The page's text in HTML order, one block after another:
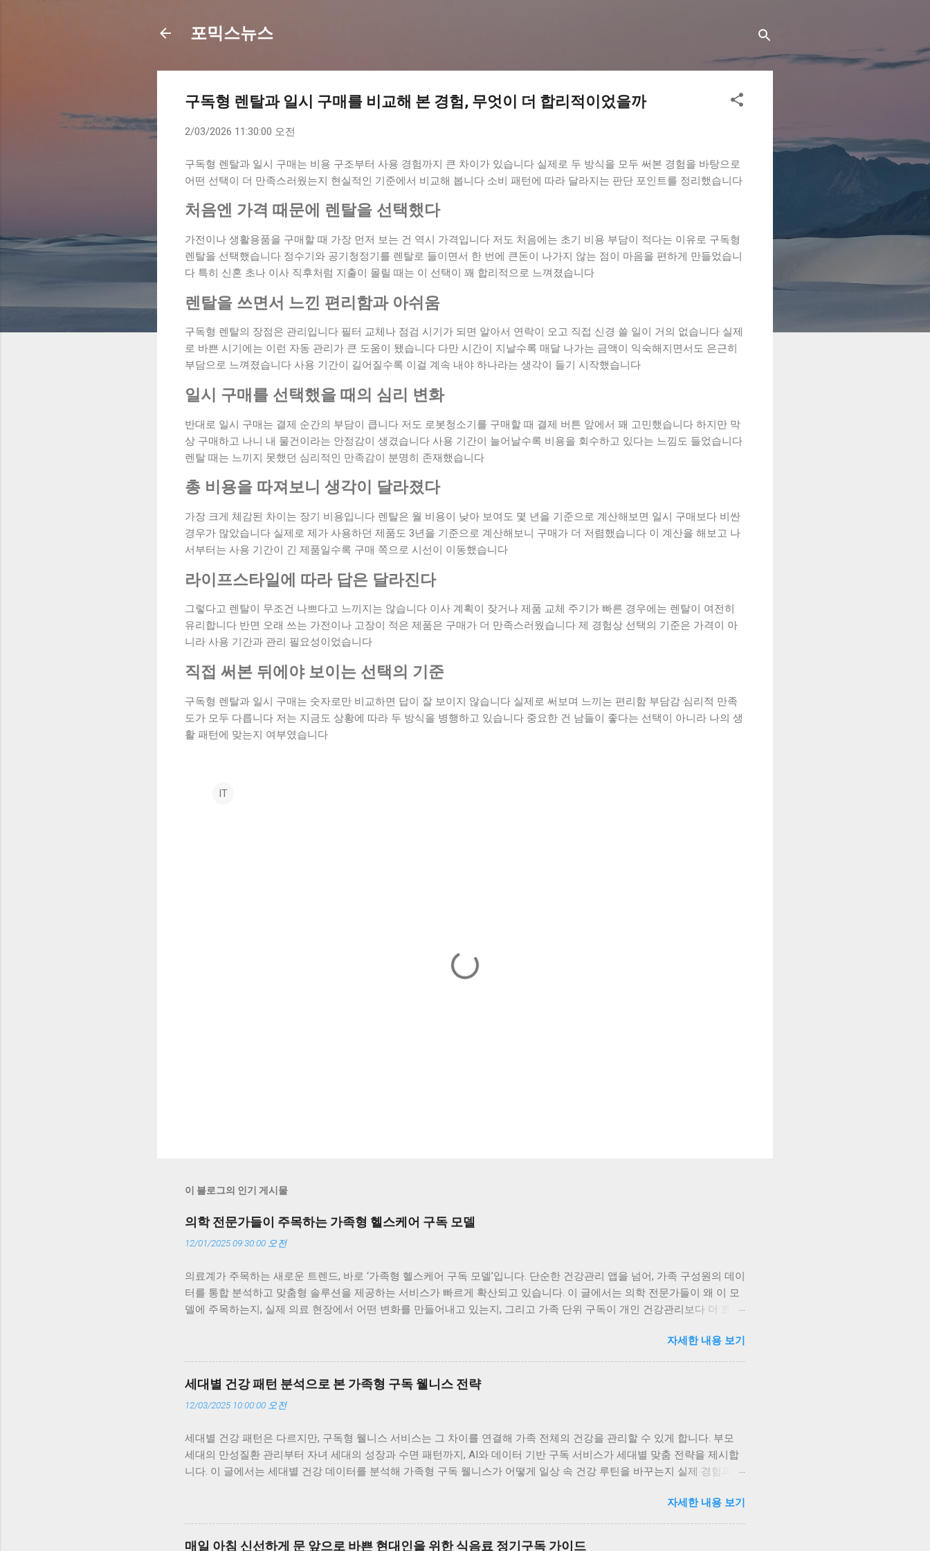
포믹스뉴스
구독형 렌탈과 일시 구매를 비교해 본 경험, 무엇이 더 합리적이었을까
2/03/2026 11:30:00 오전
구독형 렌탈과 일시 구매는 비용 구조부터 사용 경험까지 큰 차이가 있습니다 실제로 두 방식을 모두 써본 경험을 바탕으로
어떤 선택이 더 만족스러웠는지 현실적인 기준에서 비교해 봅니다 소비 패턴에 따라 달라지는 판단 포인트를 정리했습니다
처음엔 가격 때문에 렌탈을 선택했다
가전이나 생활용품을 구매할 때 가장 먼저 보는 건 역시 가격입니다 저도 처음에는 초기 비용 부담이 적다는 이유로 구독형
렌탈을 선택했습니다 정수기와 공기청정기를 렌탈로 들이면서 한 번에 큰돈이 나가지 않는 점이 마음을 편하게 만들었습니
다 특히 신혼 초나 이사 직후처럼 지출이 몰릴 때는 이 선택이 꽤 합리적으로 느껴졌습니다
렌탈을 쓰면서 느낀 편리함과 아쉬움
구독형 렌탈의 장점은 관리입니다 필터 교체나 점검 시기가 되면 알아서 연락이 오고 직접 신경 쓸 일이 거의 없습니다 실제
로 바쁜 시기에는 이런 자동 관리가 큰 도움이 됐습니다 다만 시간이 지날수록 매달 나가는 금액이 익숙해지면서도 은근히
부담으로 느껴졌습니다 사용 기간이 길어질수록 이걸 계속 내야 하나라는 생각이 들기 시작했습니다
일시 구매를 선택했을 때의 심리 변화
반대로 일시 구매는 결제 순간의 부담이 큽니다 저도 로봇청소기를 구매할 때 결제 버튼 앞에서 꽤 고민했습니다 하지만 막
상 구매하고 나니 내 물건이라는 안정감이 생겼습니다 사용 기간이 늘어날수록 비용을 회수하고 있다는 느낌도 들었습니다
렌탈 때는 느끼지 못했던 심리적인 만족감이 분명히 존재했습니다
총 비용을 따져보니 생각이 달라졌다
가장 크게 체감된 차이는 장기 비용입니다 렌탈은 월 비용이 낮아 보여도 몇 년을 기준으로 계산해보면 일시 구매보다 비싼
경우가 많았습니다 실제로 제가 사용하던 제품도 3년을 기준으로 계산해보니 구매가 더 저렴했습니다 이 계산을 해보고 나
서부터는 사용 기간이 긴 제품일수록 구매 쪽으로 시선이 이동했습니다
라이프스타일에 따라 답은 달라진다
그렇다고 렌탈이 무조건 나쁘다고 느끼지는 않습니다 이사 계획이 잦거나 제품 교체 주기가 빠른 경우에는 렌탈이 여전히
유리합니다 반면 오래 쓰는 가전이나 고장이 적은 제품은 구매가 더 만족스러웠습니다 제 경험상 선택의 기준은 가격이 아
니라 사용 기간과 관리 필요성이었습니다
직접 써본 뒤에야 보이는 선택의 기준
구독형 렌탈과 일시 구매는 숫자로만 비교하면 답이 잘 보이지 않습니다 실제로 써보며 느끼는 편리함 부담감 심리적 만족
도가 모두 다릅니다 저는 지금도 상황에 따라 두 방식을 병행하고 있습니다 중요한 건 남들이 좋다는 선택이 아니라 나의 생
활 패턴에 맞는지 여부였습니다
IT
이 블로그의 인기 게시물
의학 전문가들이 주목하는 가족형 헬스케어 구독 모델
12/01/2025 09:30:00 오전
의료계가 주목하는 새로운 트렌드, 바로 ‘가족형 헬스케어 구독 모델’입니다. 단순한 건강관리 앱을 넘어, 가족 구성원의 데이
터를 통합 분석하고 맞춤형 솔루션을 제공하는 서비스가 빠르게 확산되고 있습니다. 이 글에서는 의학 전문가들이 왜 이 모
델에 주목하는지, 실제 의료 현장에서 어떤 변화를 만들어내고 있는지, 그리고 가족 단위 구독이 개인 건강관리보다 더 효과
어 구독 모델에 주목하는 가장 큰 이유는 ‘지속성’과 ‘데이터의 정밀도’입니다. 기존의 건강관리는 일회성 검진에 의존했지만,
구독형 모델은 매일의 데이터를 통해 건강의 흐름을 추적합니다. 예를 들어, 부모님의 혈압 변화, 자녀의 수면 패턴, 나의 스
트레스 지수까지 한눈에 볼 수 있죠. 저도 부모님께 구독 서비스를 선물한 뒤, 매주 리포트를 함께 보며 식단을 조정하고 있
습니다. 이런 지속적인 관리가 결국 질병 예방의 핵심이라는 점에서 의료계의 관심이 커지고 있습니다. 가족 단위 데이터 통
합이 만드는 시너지 가족형 구독 모델의 가장 큰 장점은 ‘데이터 통합’입니다. 가족 구성원의 건강 데이터를 함께 관리하면,
와 수면 데이터를 함께 모니터링할 수 있죠. 이런 통합 데이터는 의료진에게도 유용합니다. 실제로 일부 병원에서는 가족 단
위 데이터를 기반으로 생활습관 개선 프로그램을 제안하고 있습니다. 저희 집도 가족 건강 점수를 공유하면서 서로의 변화
를 응원하는데, 이런 작은 참여가 건강 루틴을 자연스럽게 만들어줍니다. 전문가들이 말하는 ‘예방 중심’의 전환 의학계는 가
자세한 내용 보기
세대별 건강 패턴 분석으로 본 가족형 구독 웰니스 전략
12/03/2025 10:00:00 오전
세대별 건강 패턴은 다르지만, 구독형 웰니스 서비스는 그 차이를 연결해 가족 전체의 건강을 관리할 수 있게 합니다. 부모
세대의 만성질환 관리부터 자녀 세대의 성장과 수면 패턴까지, AI와 데이터 기반 구독 서비스가 세대별 맞춤 전략을 제시합
니다. 이 글에서는 세대별 건강 데이터를 분석해 가족형 구독 웰니스가 어떻게 일상 속 건강 루틴을 바꾸는지 실제 경험과 함
과 혈당을 걱정하고, 30~40대는 스트레스와 피로 누적이 문제이며, 아이들은 성장과 수면이 핵심이죠. 예전엔 이런 차이를
감으로만 느꼈지만, 요즘은 구독형 헬스케어 서비스가 데이터를 통해 세대별 건강 패턴을 분석해줍니다. 저도 가족 모두가
같은 구독 서비스를 이용하면서, 각자의 건강 리포트를 한눈에 볼 수 있게 됐습니다. 덕분에 “누가 더 걸었나?” 같은 대화가
자세한 내용 보기
매일 아침 신선하게 문 앞으로 바쁜 현대인을 위한 식음료 정기구독 가이드